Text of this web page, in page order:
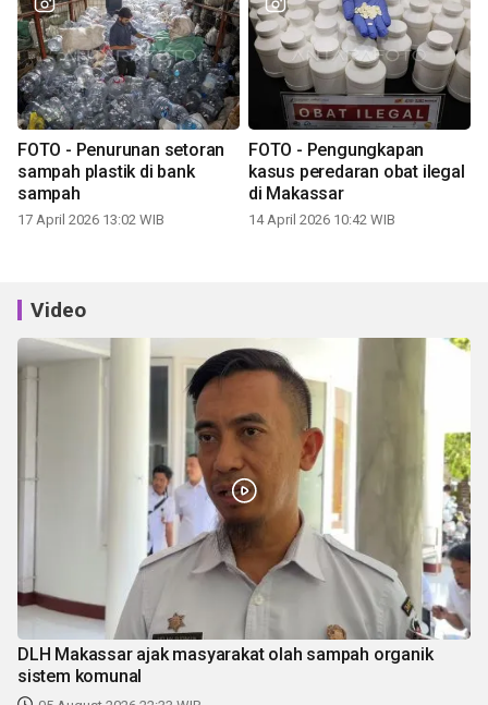
FOTO - Penurunan setoran
sampah plastik di bank
sampah
17 April 2026 13:02 WIB
FOTO - Pengungkapan
kasus peredaran obat ilegal
di Makassar
14 April 2026 10:42 WIB
Video
DLH Makassar ajak masyarakat olah sampah organik
sistem komunal